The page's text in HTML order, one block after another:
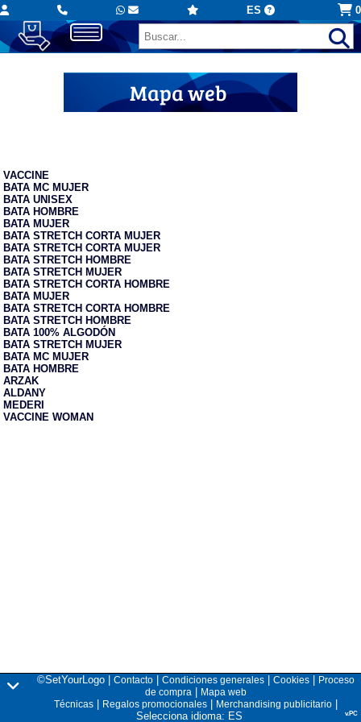
ES 0
Mapa web
VACCINE
BATA MC MUJER
BATA UNISEX
BATA HOMBRE
BATA MUJER
BATA STRETCH CORTA MUJER
BATA STRETCH CORTA MUJER
BATA STRETCH HOMBRE
BATA STRETCH MUJER
BATA STRETCH CORTA HOMBRE
BATA MUJER
BATA STRETCH CORTA HOMBRE
BATA STRETCH HOMBRE
BATA 100% ALGODÓN
BATA STRETCH MUJER
BATA MC MUJER
BATA HOMBRE
ARZAK
ALDANY
MEDERI
VACCINE WOMAN
©SetYourLogo | Contacto| Condiciones generales| Cookies|
Proceso
de compra|
Mapa web
Técnicas| Regalos promocionales| Merchandising publicitario|
Selecciona idioma: ES
v.PC